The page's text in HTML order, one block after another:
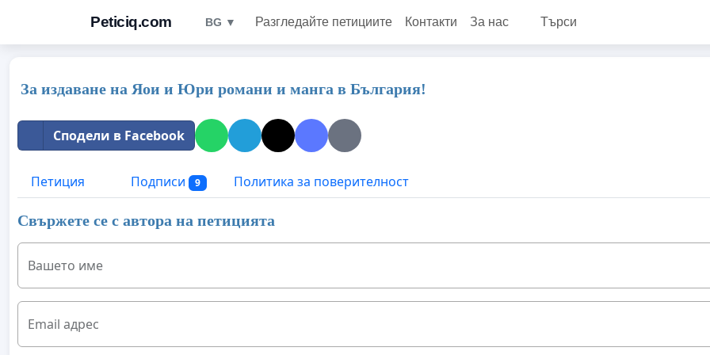
Peticiq.com BG ▼ Разгледайте петициите Контакти За нас Търси
За издаване на Яои и Юри романи и манга в България!
Сподели в Facebook
Петиция Подписи 9 Политика за поверителност
Свържете се с автора на петицията
Вашето име
Email адрес